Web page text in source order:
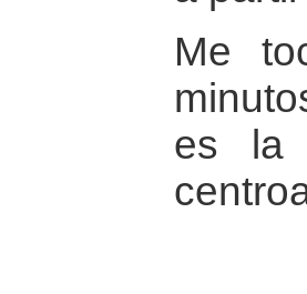
Me
es la